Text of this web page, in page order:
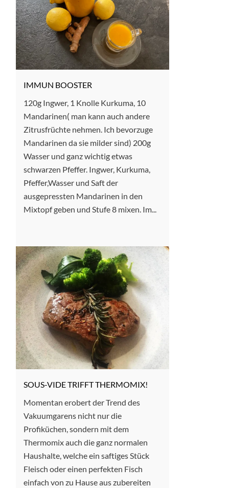
IMMUN BOOSTER
120g Ingwer, 1 Knolle Kurkuma, 10
Mandarinen( man kann auch andere
Zitrusfrüchte nehmen. Ich bevorzuge
Mandarinen da sie milder sind) 200g
Wasser und ganz wichtig etwas
schwarzen Pfeffer. Ingwer, Kurkuma,
Pfeffer,Wasser und Saft der
ausgepressten Mandarinen in den
Mixtopf geben und Stufe 8 mixen. Im...
SOUS-VIDE TRIFFT THERMOMIX!
Momentan erobert der Trend des
Vakuumgarens nicht nur die
Profiküchen, sondern mit dem
Thermomix auch die ganz normalen
Haushalte, welche ein saftiges Stück
Fleisch oder einen perfekten Fisch
einfach von zu Hause aus zubereiten